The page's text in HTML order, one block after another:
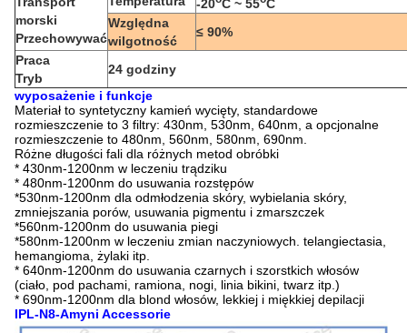
morski
Przechowywać
-20 C ~ 55 C
Względna
wilgotność
≤ 90%
Praca
Tryb
24 godziny
wyposażenie i funkcje
Materiał to syntetyczny kamień wycięty, standardowe
rozmieszczenie to 3 filtry: 430nm, 530nm, 640nm, a opcjonalne
rozmieszczenie to 480nm, 560nm, 580nm, 690nm.
Różne długości fali dla różnych metod obróbki
* 430nm-1200nm w leczeniu trądziku
* 480nm-1200nm do usuwania rozstępów
*530nm-1200nm dla odmłodzenia skóry, wybielania skóry,
zmniejszania porów, usuwania pigmentu i zmarszczek
*560nm-1200nm do usuwania piegi
*580nm-1200nm w leczeniu zmian naczyniowych. telangiectasia,
hemangioma, żylaki itp.
* 640nm-1200nm do usuwania czarnych i szorstkich włosów
(ciało, pod pachami, ramiona, nogi, linia bikini, twarz itp.)
* 690nm-1200nm dla blond włosów, lekkiej i miękkiej depilacji
IPL-N8-Amyni Accessorie